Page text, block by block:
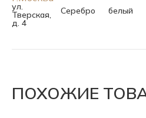
ул.
Тверская,
д. 4
Серебро белый
ПОХОЖИЕ